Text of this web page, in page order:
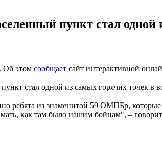
пункт стал
Об этом сообщает сайт интерактивной
стал одной из самых горячих точек
из знаменитой 59 ОМПБр, которые
как там было нашим бойцам", –